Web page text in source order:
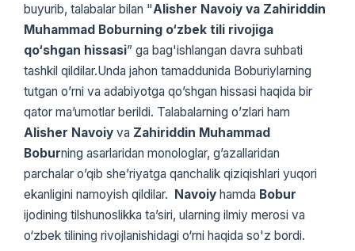
buyurib, talabalar bilan "Alisher Navoiy va Zahiriddin
Muhammad Boburning o‘zbek tili rivojiga
qo‘shgan hissasi” ga bag'ishlangan davra suhbati
tashkil qildilar.Unda jahon tamaddunida Boburiylarning
tutgan o’rni va adabiyotga qo’shgan hissasi haqida bir
qator ma’umotlar berildi. Talabalarning o’zlari ham
Alisher Navoiy va Zahiriddin Muhammad
Boburning asarlaridan monologlar, g’azallaridan
parchalar o’qib she’riyatga qanchalik qiziqishlari yuqori
ekanligini namoyish qildilar. Navoiy hamda Bobur
ijodining tilshunoslikka ta’siri, ularning ilmiy merosi va
o‘zbek tilining rivojlanishidagi o‘rni haqida so'z bordi.